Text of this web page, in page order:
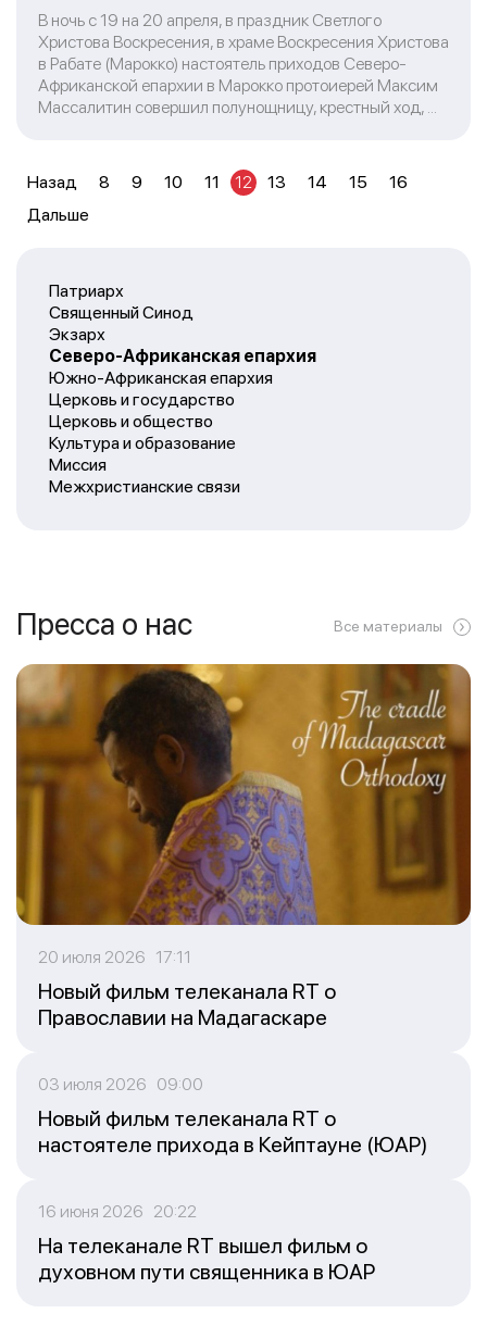
Патриарх
Священный Синод
Экзарх
Северо-Африканская епархия
Южно-Африканская епархия
Церковь и государство
Церковь и общество
Культура и образование
Миссия
Межхристианские связи
В ночь с 19 на 20 апреля, в праздник Светлого
Христова Воскресения, в храме Воскресения Христова
в Рабате (Марокко) настоятель приходов Северо-
Африканской епархии в Марокко протоиерей Максим
Массалитин совершил полунощницу, крестный ход, ...
Назад 8 9 10 11 12 13 14 15
16
Дальше
Пресса о нас Все материалы
20 июля 2026 17:11
Новый фильм телеканала RT о
Православии на Мадагаскаре
03 июля 2026 09:00
Новый фильм телеканала RT о
настоятеле прихода в Кейптауне (ЮАР)
16 июня 2026 20:22
На телеканале RT вышел фильм о
духовном пути священника в ЮАР